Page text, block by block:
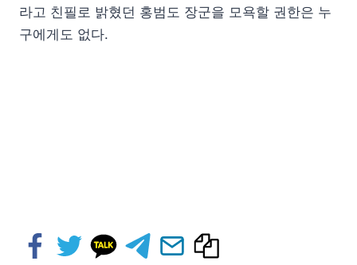
라고 친필로 밝혔던 홍범도 장군을 모욕할 권한은 누
구에게도 없다.